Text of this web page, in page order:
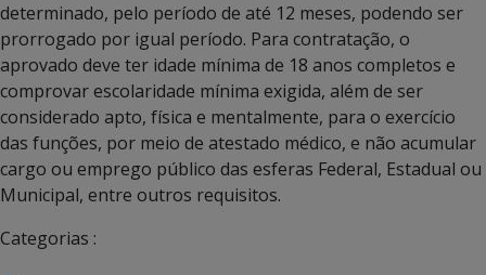
determinado, pelo período de até 12 meses, podendo ser
prorrogado por igual período. Para contratação, o
aprovado deve ter idade mínima de 18 anos completos e
comprovar escolaridade mínima exigida, além de ser
considerado apto, física e mentalmente, para o exercício
das funções, por meio de atestado médico, e não acumular
cargo ou emprego público das esferas Federal, Estadual ou
Municipal, entre outros requisitos.
Categorias :